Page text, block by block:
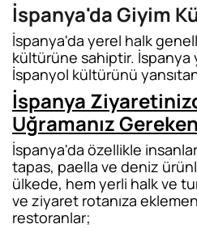
İspanya'da Giyim
İspanya'da yerel halk
kültürüne sahiptir. İspanya
İspanyol kültürünü
İspanya
Uğramanız
İspanya'da özellikle
tapas, paella ve deniz
ülkede, hem yerli halk ve
ve ziyaret rotanıza
restoranlar;